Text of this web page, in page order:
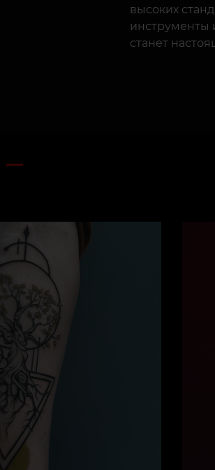
высоких
инструменты
станет